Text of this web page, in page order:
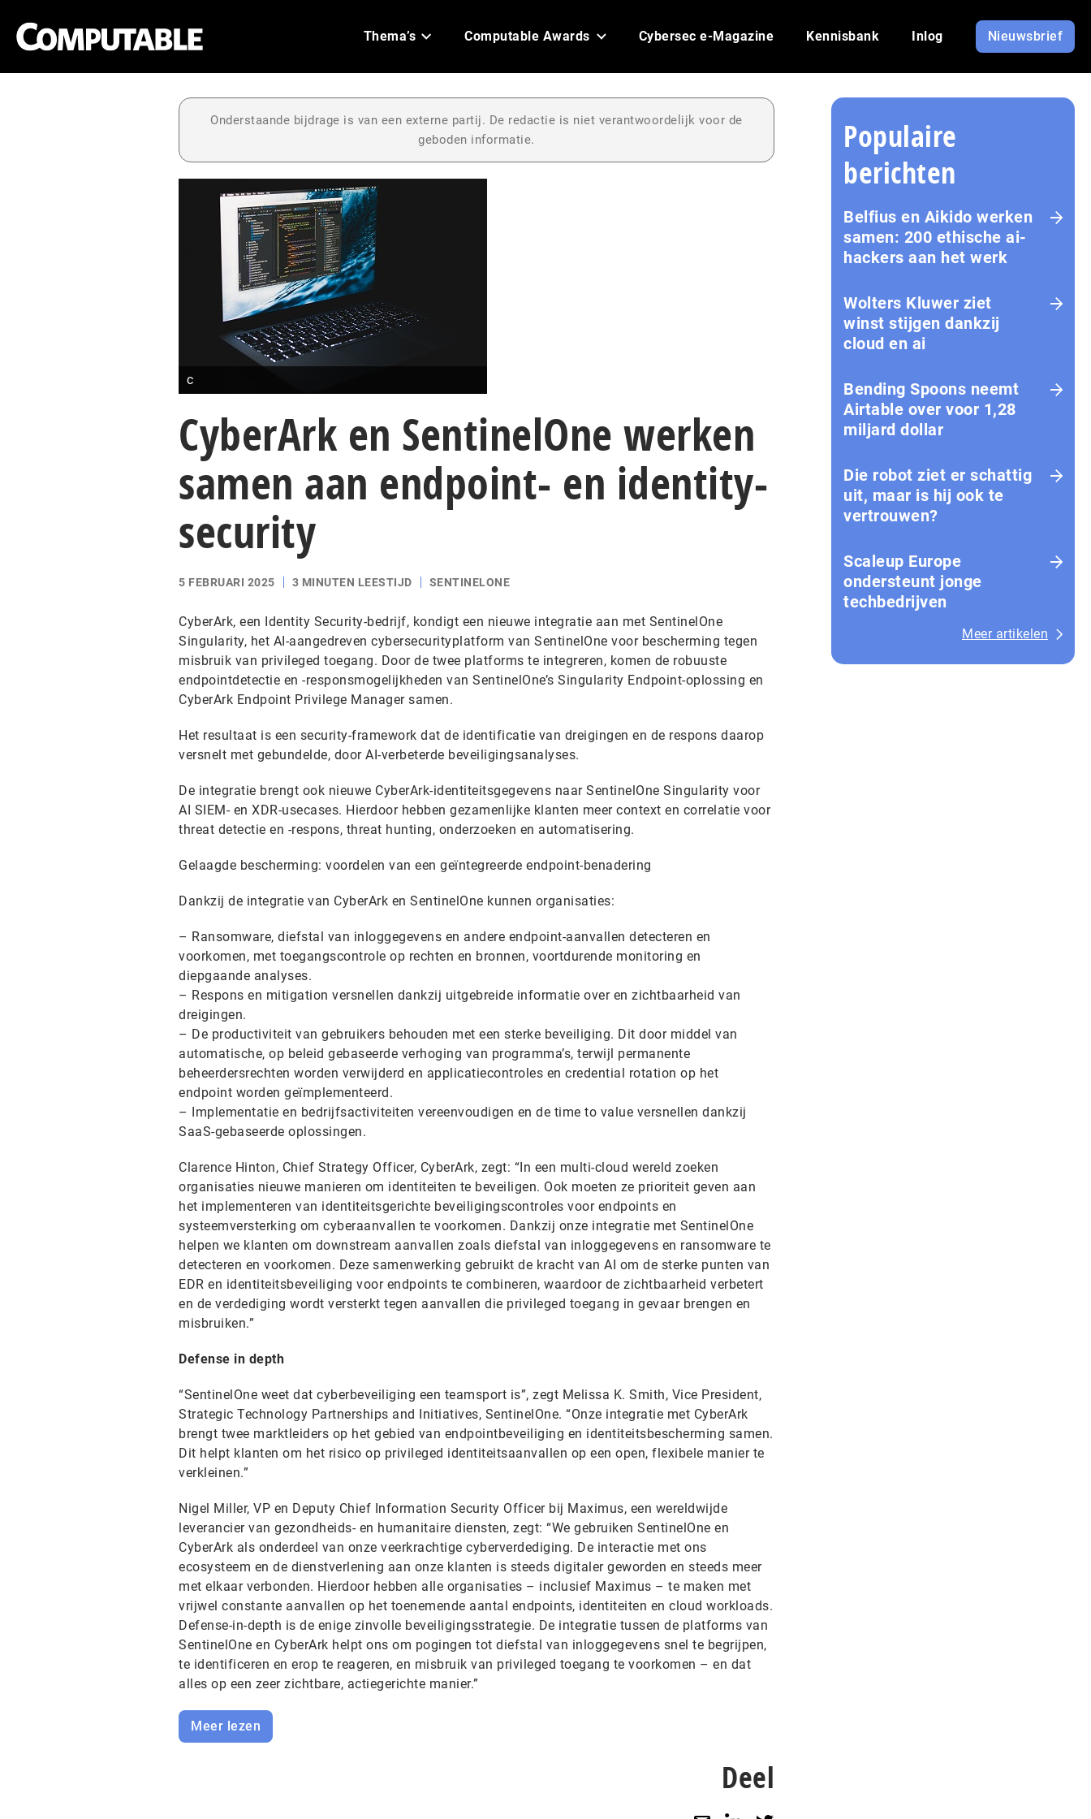
Thema’s Computable Awards Cybersec e-Magazine Kennisbank Inlog Nieuwsbrief
Onderstaande bijdrage is van een externe partij. De redactie is niet verantwoordelijk voor de
geboden informatie.
c
CyberArk en SentinelOne werken
samen aan endpoint- en identity-
security
5 FEBRUARI 2025 3 MINUTEN LEESTIJD SENTINELONE
CyberArk, een Identity Security-bedrijf, kondigt een nieuwe integratie aan met SentinelOne
Singularity, het AI-aangedreven cybersecurityplatform van SentinelOne voor bescherming tegen
misbruik van privileged toegang. Door de twee platforms te integreren, komen de robuuste
endpointdetectie en -responsmogelijkheden van SentinelOne’s Singularity Endpoint-oplossing en
CyberArk Endpoint Privilege Manager samen.
Het resultaat is een security-framework dat de identificatie van dreigingen en de respons daarop
versnelt met gebundelde, door AI-verbeterde beveiligingsanalyses.
De integratie brengt ook nieuwe CyberArk-identiteitsgegevens naar SentinelOne Singularity voor
AI SIEM- en XDR-usecases. Hierdoor hebben gezamenlijke klanten meer context en correlatie voor
threat detectie en -respons, threat hunting, onderzoeken en automatisering.
Gelaagde bescherming: voordelen van een geïntegreerde endpoint-benadering
Dankzij de integratie van CyberArk en SentinelOne kunnen organisaties:
– Ransomware, diefstal van inloggegevens en andere endpoint-aanvallen detecteren en
voorkomen, met toegangscontrole op rechten en bronnen, voortdurende monitoring en
diepgaande analyses.
– Respons en mitigation versnellen dankzij uitgebreide informatie over en zichtbaarheid van
dreigingen.
– De productiviteit van gebruikers behouden met een sterke beveiliging. Dit door middel van
automatische, op beleid gebaseerde verhoging van programma’s, terwijl permanente
beheerdersrechten worden verwijderd en applicatiecontroles en credential rotation op het
endpoint worden geïmplementeerd.
– Implementatie en bedrijfsactiviteiten vereenvoudigen en de time to value versnellen dankzij
SaaS-gebaseerde oplossingen.
Clarence Hinton, Chief Strategy Officer, CyberArk, zegt: “In een multi-cloud wereld zoeken
organisaties nieuwe manieren om identiteiten te beveiligen. Ook moeten ze prioriteit geven aan
het implementeren van identiteitsgerichte beveiligingscontroles voor endpoints en
systeemversterking om cyberaanvallen te voorkomen. Dankzij onze integratie met SentinelOne
helpen we klanten om downstream aanvallen zoals diefstal van inloggegevens en ransomware te
detecteren en voorkomen. Deze samenwerking gebruikt de kracht van AI om de sterke punten van
EDR en identiteitsbeveiliging voor endpoints te combineren, waardoor de zichtbaarheid verbetert
en de verdediging wordt versterkt tegen aanvallen die privileged toegang in gevaar brengen en
misbruiken.”
Defense in depth
“SentinelOne weet dat cyberbeveiliging een teamsport is”, zegt Melissa K. Smith, Vice President,
Strategic Technology Partnerships and Initiatives, SentinelOne. “Onze integratie met CyberArk
brengt twee marktleiders op het gebied van endpointbeveiliging en identiteitsbescherming samen.
Dit helpt klanten om het risico op privileged identiteitsaanvallen op een open, flexibele manier te
verkleinen.”
Nigel Miller, VP en Deputy Chief Information Security Officer bij Maximus, een wereldwijde
leverancier van gezondheids- en humanitaire diensten, zegt: “We gebruiken SentinelOne en
CyberArk als onderdeel van onze veerkrachtige cyberverdediging. De interactie met ons
ecosysteem en de dienstverlening aan onze klanten is steeds digitaler geworden en steeds meer
met elkaar verbonden. Hierdoor hebben alle organisaties – inclusief Maximus – te maken met
vrijwel constante aanvallen op het toenemende aantal endpoints, identiteiten en cloud workloads.
Defense-in-depth is de enige zinvolle beveiligingsstrategie. De integratie tussen de platforms van
SentinelOne en CyberArk helpt ons om pogingen tot diefstal van inloggegevens snel te begrijpen,
te identificeren en erop te reageren, en misbruik van privileged toegang te voorkomen – en dat
alles op een zeer zichtbare, actiegerichte manier.”
Meer lezen
Deel
Populaire
berichten
Belfius en Aikido werken
samen: 200 ethische ai-
hackers aan het werk
Wolters Kluwer ziet
winst stijgen dankzij
cloud en ai
Bending Spoons neemt
Airtable over voor 1,28
miljard dollar
Die robot ziet er schattig
uit, maar is hij ook te
vertrouwen?
Scaleup Europe
ondersteunt jonge
techbedrijven
Meer artikelen